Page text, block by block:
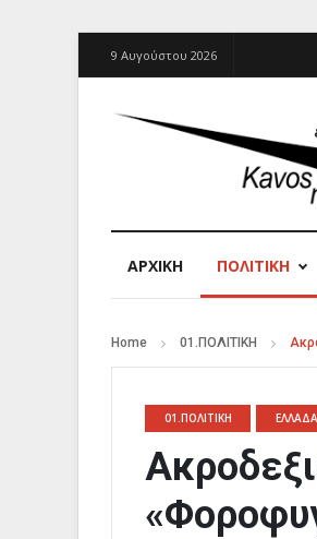
9 Αυγούστου 2026
ΑΡΧΙΚΉ ΠΟΛΙΤΙΚΗ
Home 01.ΠΟΛΙΤΙΚΗ
01.ΠΟΛΙΤΙΚΗ ΕΛΛΑΔΑ